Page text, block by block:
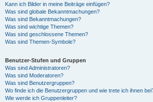
Kann ich Bilder in meine Beiträge einfügen?
Was sind globale Bekanntmachungen?
Was sind Bekanntmachungen?
Was sind wichtige Themen?
Was sind geschlossene Themen?
Was sind Themen-Symbole?
Benutzer-Stufen und Gruppen
Was sind Administratoren?
Was sind Moderatoren?
Was sind Benutzergruppen?
Wo finde ich die Benutzergruppen und wie trete ich ihnen
Wie werde ich Gruppenleiter?